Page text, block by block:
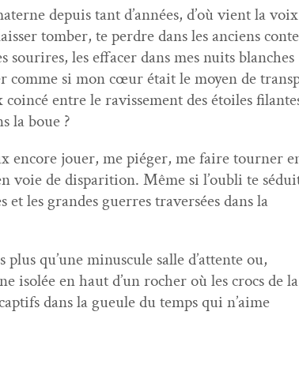
depuis tant d’années, d’où vient la
tomber, te per­dre dans les anciens
sourires, les effac­er dans mes nuits
comme si mon cœur était le moyen de
coincé entre le ravisse­ment des étoiles
la boue ?
encore jouer, me piéger, me faire tourn­er
voie de dis­pari­tion. Même si l’oubli te
et les grandes guer­res tra­ver­sées dans la
plus qu’une minus­cule salle d’attente ou,
isolée en haut d’un rocher où les crocs de
dans la gueule du temps qui n’aime